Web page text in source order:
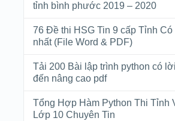
tỉnh bình phước 2019 – 2020
76 Đề thi HSG Tin 9 cấp Tỉnh
nhất (File Word & PDF)
Tải 200 Bài lập trình python có
đến nâng cao pdf
Tổng Hợp Hàm Python Thi Tỉnh
Lớp 10 Chuyên Tin